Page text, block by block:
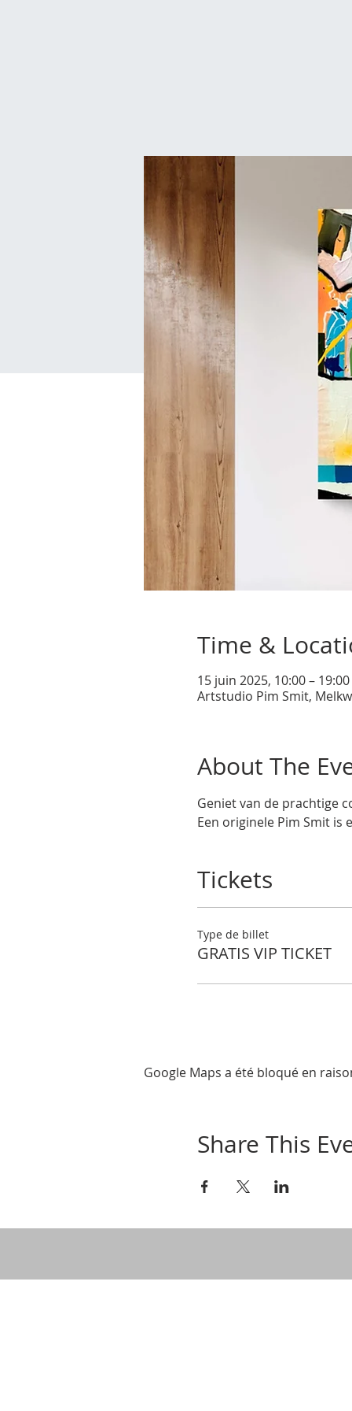
Time &
15 juin 2025, 10:00 – 19:00
Artstudio Pim Smit,
About The
Geniet van de prachtige
Een originele Pim Smit is
Tickets
Type de billet
GRATIS VIP TICKET
Google Maps a été bloqué en
Share This